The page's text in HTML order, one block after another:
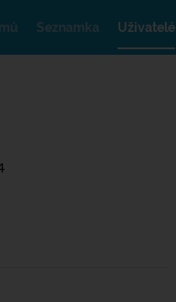
Seznamka Uživatelé